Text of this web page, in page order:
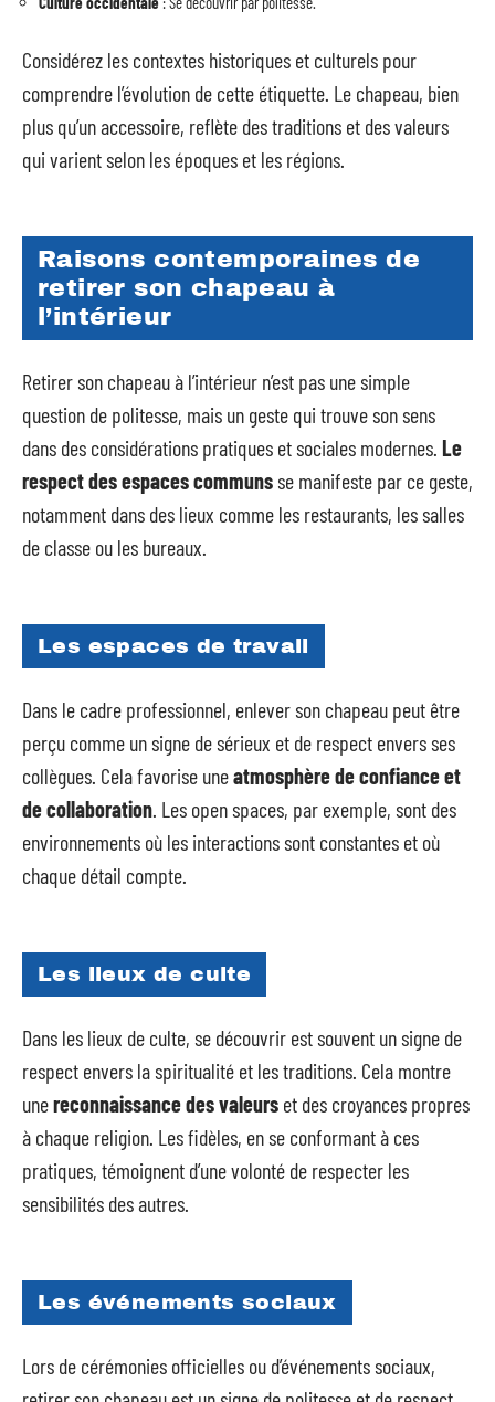
Considérez les contextes historiques et culturels pour
comprendre l’évolution de cette étiquette. Le chapeau, bien
plus qu’un accessoire, reflète des traditions et des valeurs
qui varient selon les époques et les régions.
Raisons contemporaines de
retirer son chapeau à
l’intérieur
Retirer son chapeau à l’intérieur n’est pas une simple
question de politesse, mais un geste qui trouve son sens
dans des considérations pratiques et sociales modernes. Le
respect des espaces communsse manifeste par ce geste,
notamment dans des lieux comme les restaurants, les salles
de classe ou les bureaux.
Les espaces de travail
Dans le cadre professionnel, enlever son chapeau peut être
perçu comme un signe de sérieux et de respect envers ses
collègues. Cela favorise uneatmosphère de confiance et
de collaboration. Les open spaces, par exemple, sont des
environnements où les interactions sont constantes et où
chaque détail compte.
Les lieux de culte
Dans les lieux de culte, se découvrir est souvent un signe de
respect envers la spiritualité et les traditions. Cela montre
unereconnaissance des valeurs et des croyances propres
à chaque religion. Les fidèles, en se conformant à ces
pratiques, témoignent d’une volonté de respecter les
sensibilités des autres.
Les événements sociaux
Lors de cérémonies officielles ou d’événements sociaux,